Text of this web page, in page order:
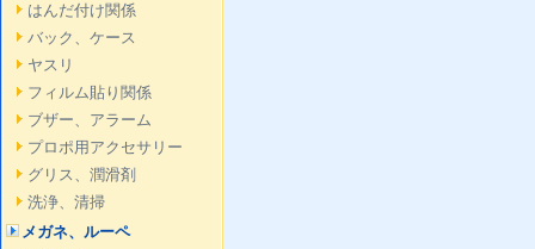
はんだ付け関係
バック、ケース
ヤスリ
フィルム貼り関係
ブザー、アラーム
プロポ用アクセサリー
グリス、潤滑剤
洗浄、清掃
メガネ、ルーペ